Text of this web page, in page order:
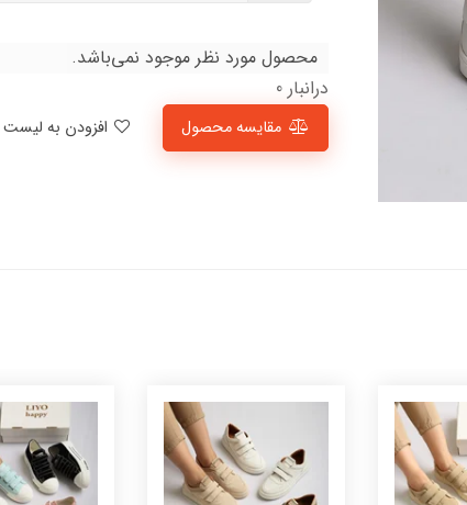
محصول مورد نظر موجود نمی‌باشد.
درانبار 0
مقایسه محصول